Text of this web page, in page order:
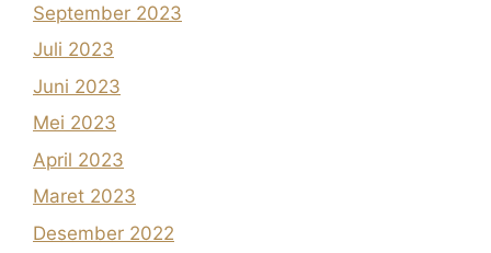
September 2023
Juli 2023
Juni 2023
Mei 2023
April 2023
Maret 2023
Desember 2022